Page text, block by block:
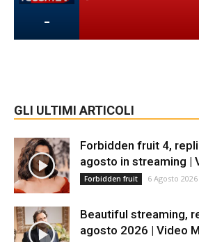
-
GLI ULTIMI ARTICOLI
Forbidden fruit 4,
agosto in streaming |
Forbidden fruit 6 Agosto 2026
Beautiful streaming,
agosto 2026 | Video